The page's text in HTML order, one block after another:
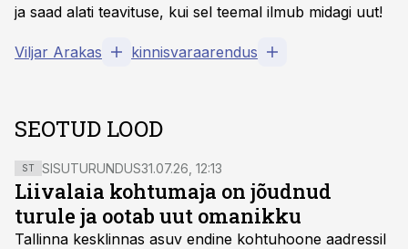
ja saad alati teavituse, kui sel teemal ilmub midagi uut!
Viljar Arakas kinnisvaraarendus
SEOTUD LOOD
ST SISUTURUNDUS31.07.26, 12:13
Liivalaia kohtumaja on jõudnud
turule ja ootab uut omanikku
Tallinna kesklinnas asuv endine kohtuhoone aadressil